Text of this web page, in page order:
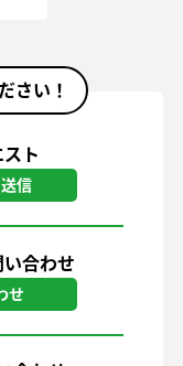
さい！
ト
信
合わせ
せ